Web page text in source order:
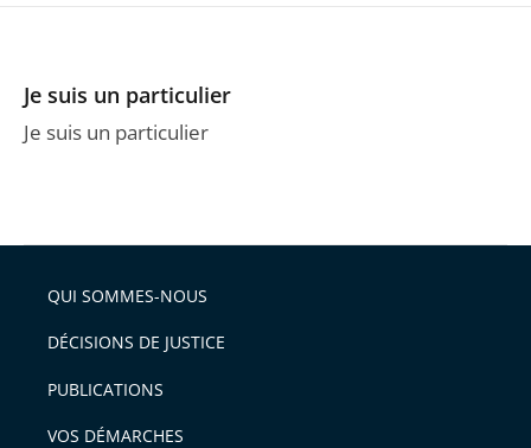
Je suis un particulier
Je suis un particulier
QUI SOMMES-NOUS
DÉCISIONS DE JUSTICE
PUBLICATIONS
VOS DÉMARCHES